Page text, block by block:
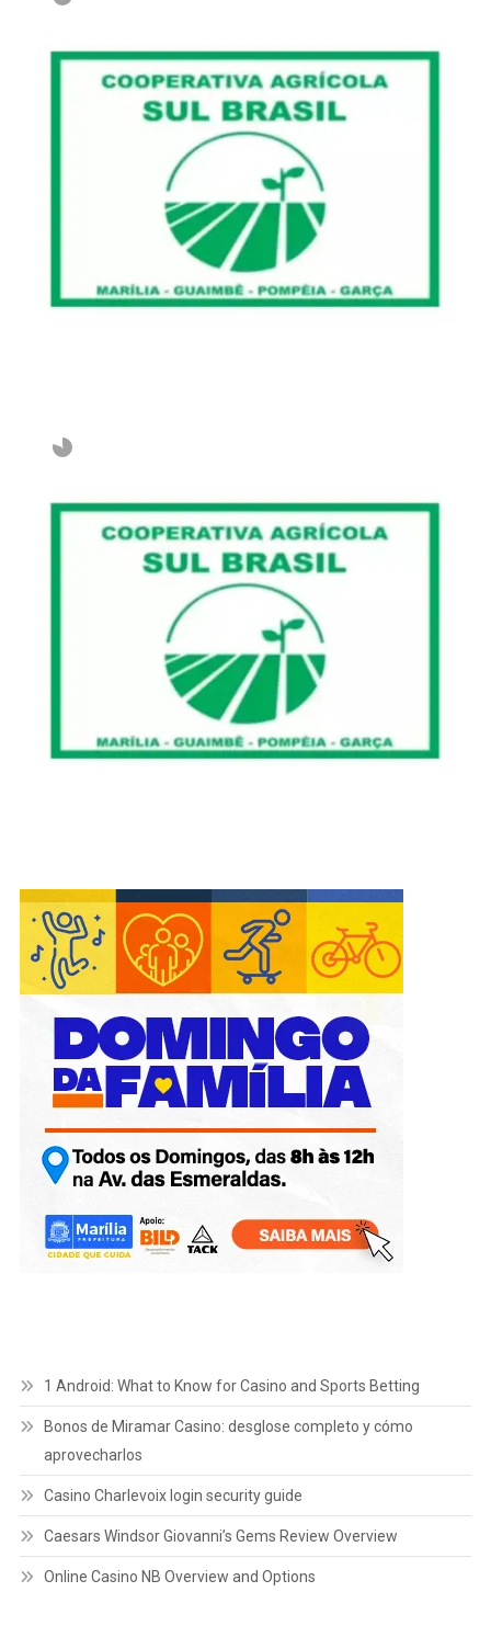
1 Android: What to Know for Casino and Sports Betting
Bonos de Miramar Casino: desglose completo y cómo
aprovecharlos
Casino Charlevoix login security guide
Caesars Windsor Giovanni’s Gems Review Overview
Online Casino NB Overview and Options